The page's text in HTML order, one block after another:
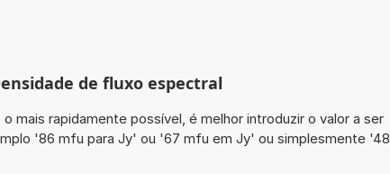
de fluxo espectral
mais rapidamente possível, é melhor introduzir o valor a ser
'86 mfu para Jy' ou '67 mfu em Jy' ou simplesmente '48